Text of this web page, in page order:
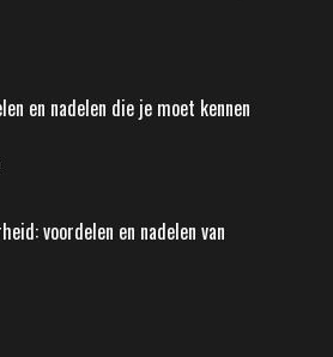
en nadelen die je moet kennen
voordelen en nadelen van